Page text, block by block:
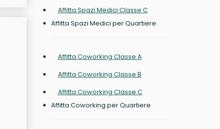
Affitta Spazi Medici Classe C
Affitta Spazi Medici per Quartiere
Affitta Coworking Classe A
Affitta Coworking Classe B
Affitta Coworking Classe C
Affitta Coworking per Quartiere